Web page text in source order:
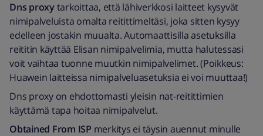
Dns proxytarkoittaa, että lähiverkkosi laitteet kysyvät
nimipalveluista omalta reitittimeltäsi, joka sitten kysyy
edelleen jostakin muualta. Automaattisilla asetuksilla
reititin käyttää Elisan nimipalvelimia, mutta halutessasi
voit vaihtaa tuonne muutkin nimipalvelimet. (Poikkeus:
Huawein laitteissa nimipalveluasetuksia ei voi muuttaa!)
Dns proxy on ehdottomasti yleisin nat-reitittimien
käyttämä tapa hoitaa nimipalvelut.
Obtained From ISP merkitys ei täysin auennut minulle